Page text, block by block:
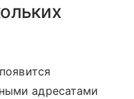
адресатами